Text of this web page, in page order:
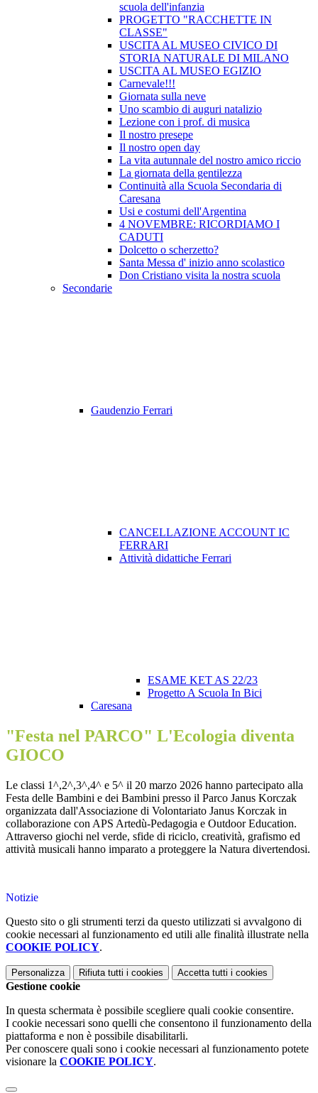
scuola dell'infanzia
PROGETTO "RACCHETTE IN
CLASSE"
USCITA AL MUSEO CIVICO DI
STORIA NATURALE DI MILANO
USCITA AL MUSEO EGIZIO
Carnevale!!!
Giornata sulla neve
Uno scambio di auguri natalizio
Lezione con i prof. di musica
Il nostro presepe
Il nostro open day
La vita autunnale del nostro amico riccio
La giornata della gentilezza
Continuità alla Scuola Secondaria di
Caresana
Usi e costumi dell'Argentina
4 NOVEMBRE: RICORDIAMO I
CADUTI
Dolcetto o scherzetto?
Santa Messa d' inizio anno scolastico
Don Cristiano visita la nostra scuola
Secondarie
Gaudenzio Ferrari
CANCELLAZIONE ACCOUNT IC
FERRARI
Attività didattiche Ferrari
ESAME KET AS 22/23
Progetto A Scuola In Bici
Caresana
"Festa nel PARCO" L'Ecologia diventa
GIOCO
Le classi 1^,2^,3^,4^ e 5^ il 20 marzo 2026 hanno partecipato alla
Festa delle Bambini e dei Bambini presso il Parco Janus Korczak
organizzata dall'Associazione di Volontariato Janus Korczak in
collaborazione con APS Artedù-Pedagogia e Outdoor Education.
Attraverso giochi nel verde, sfide di riciclo, creatività, grafismo ed
attività musicali hanno imparato a proteggere la Natura divertendosi.
Notizie
Questo sito o gli strumenti terzi da questo utilizzati si avvalgono di
cookie necessari al funzionamento ed utili alle finalità illustrate nella
COOKIE POLICY.
Personalizza Rifiuta tutti i cookies Accetta tutti i cookies
Gestione cookie
In questa schermata è possibile scegliere quali cookie consentire.
I cookie necessari sono quelli che consentono il funzionamento della
piattaforma e non è possibile disabilitarli.
Per conoscere quali sono i cookie necessari al funzionamento potete
visionare la COOKIE POLICY.